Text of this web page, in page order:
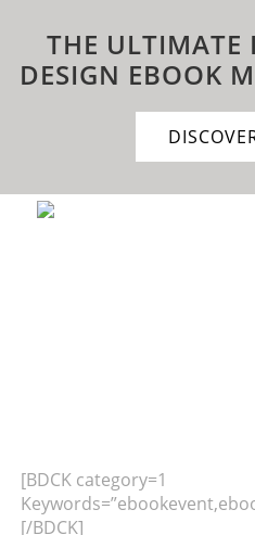
THE ULTIMATE
DESIGN EBOOK
[BDCK category=1
[/BDCK]